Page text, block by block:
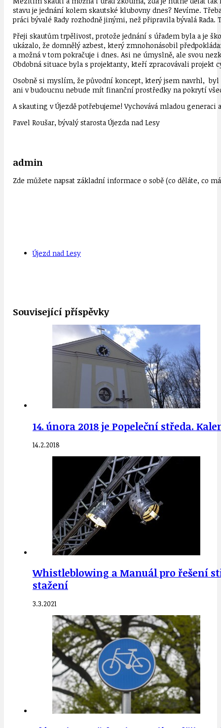
stavu je jednání kolem skautské klubovny dnes? Nevíme.
práci bývalé Rady rozhodně jinými, než připravila bývalá
Přeji skautům trpělivost, protože jednání s úřadem byla a je
ukázalo, že domnělý azbest, který zmnohonásobil
a možná v tom pokračuje i dnes. Asi ne úmyslně, ale svou
Obdobná situace byla s projektanty, kteří zpracovávali
Osobně si myslím, že původní koncept, který jsem navrhl,
ani v budoucnu nebude mít finanční prostředky na pokrytí
A skauting v Újezdě potřebujeme! Vychovává mladou
Pavel Roušar, bývalý starosta Újezda nad Lesy
admin
Zde můžete napsat základní informace o sobě (co děláte, co
Újezd nad Lesy
Související příspěvky
14. února 2018 je Popeleční středa.
14.2.2018
Whistleblowing a Manuál pro řešení
stažení
3.3.2021